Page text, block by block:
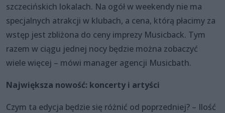
szczecińskich lokalach. Na ogół w weekendy nie ma
specjalnych atrakcji w klubach, a cena, którą płacimy za
wstęp jest zbliżona do ceny imprezy Musicback. Tym
razem w ciągu jednej nocy będzie można zobaczyć
wiele więcej – mówi manager agencji Musicbath.
Największa nowość: koncerty i artyści
Czym ta edycja będzie się różnić od poprzedniej? – Ilość